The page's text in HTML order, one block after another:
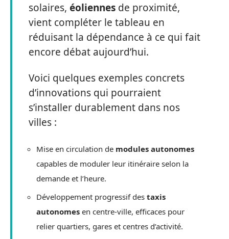
solaires, éoliennes de proximité,
vient compléter le tableau en
réduisant la dépendance à ce qui fait
encore débat aujourd’hui.
Voici quelques exemples concrets
d’innovations qui pourraient
s’installer durablement dans nos
villes :
Mise en circulation de modules autonomes
capables de moduler leur itinéraire selon la
demande et l’heure.
Développement progressif des taxis
autonomes en centre-ville, efficaces pour
relier quartiers, gares et centres d’activité.